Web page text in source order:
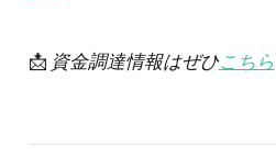
📩 資金調達情報はぜひこちら